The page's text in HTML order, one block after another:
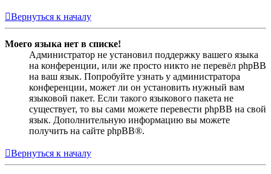
Вернуться к началу
Моего языка нет в списке!
Администратор не установил поддержку вашего языка
на конференции, или же просто никто не перевёл phpBB
на ваш язык. Попробуйте узнать у администратора
конференции, может ли он установить нужный вам
языковой пакет. Если такого языкового пакета не
существует, то вы сами можете перевести phpBB на свой
язык. Дополнительную информацию вы можете
получить на сайте phpBB®.
Вернуться к началу